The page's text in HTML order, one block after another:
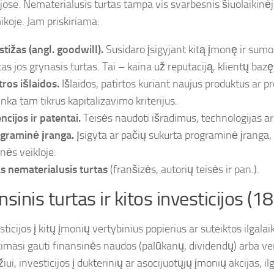
Nematerialusis turtas tampa vis svarbesnis
Jam priskiriama:
(angl. goodwill). Susidaro įsigyjant kitą įmonę ir
jos grynasis turtas. Tai – kaina už reputaciją, klientų
išlaidos. Išlaidos, patirtos kuriant naujus produktus ar
tam tikrus kapitalizavimo kriterijus.
ir patentai.Teisės naudoti išradimus, technologijas
įranga. Įsigyta ar pačių sukurta programinė
veikloje.
nematerialusis turtas (franšizės, autorių teisės ir pan.).
turtas ir kitos investicijos
į kitų įmonių vertybinius popierius ar suteiktos
gauti finansinės naudos (palūkanų, dividendų) arba
investicijos į dukterinių ar asocijuotųjų įmonių akcijas,